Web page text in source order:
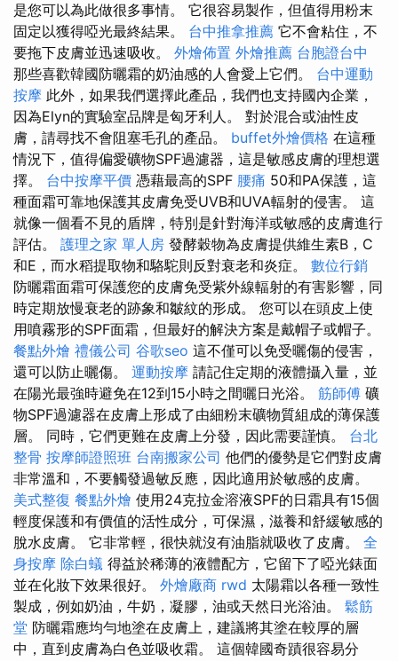
是您可以為此做很多事情。 它很容易製作，但值得用粉末
固定以獲得啞光最終結果。 台中推拿推薦 它不會粘住，不
要拖下皮膚並迅速吸收。 外燴佈置 外燴推薦 台胞證台中
那些喜歡韓國防曬霜的奶油感的人會愛上它們。 台中運動
按摩 此外，如果我們選擇此產品，我們也支持國內企業，
因為Elyn的實驗室品牌是匈牙利人。 對於混合或油性皮
膚，請尋找不會阻塞毛孔的產品。 buffet外燴價格 在這種
情況下，值得偏愛礦物SPF過濾器，這是敏感皮膚的理想選
擇。 台中按摩平價 憑藉最高的SPF 腰痛 50和PA保護，這
種面霜可靠地保護其皮膚免受UVB和UVA輻射的侵害。 這
就像一個看不見的盾牌，特別是針對海洋或敏感的皮膚進行
評估。 護理之家 單人房 發酵穀物為皮膚提供維生素B，C
和E，而水稻提取物和駱駝則反對衰老和炎症。 數位行銷
防曬霜面霜可保護您的皮膚免受紫外線輻射的有害影響，同
時定期放慢衰老的跡象和皺紋的形成。 您可以在頭皮上使
用噴霧形的SPF面霜，但最好的解決方案是戴帽子或帽子。
餐點外燴 禮儀公司 谷歌seo 這不僅可以免受曬傷的侵害，
還可以防止曬傷。 運動按摩 請記住定期的液體攝入量，並
在陽光最強時避免在12到15小時之間曬日光浴。 筋師傅 礦
物SPF過濾器在皮膚上形成了由細粉末礦物質組成的薄保護
層。 同時，它們更難在皮膚上分發，因此需要謹慎。 台北
整骨 按摩師證照班 台南搬家公司 他們的優勢是它們對皮膚
非常溫和，不要觸發過敏反應，因此適用於敏感的皮膚。
美式整復 餐點外燴 使用24克拉金溶液SPF的日霜具有15個
輕度保護和有價值的活性成分，可保濕，滋養和舒緩敏感的
脫水皮膚。 它非常輕，很快就沒有油脂就吸收了皮膚。 全
身按摩 除白蟻 得益於稀薄的液體配方，它留下了啞光錶面
並在化妝下效果很好。 外燴廠商 rwd 太陽霜以各種一致性
製成，例如奶油，牛奶，凝膠，油或天然日光浴油。 鬆筋
堂 防曬霜應均勻地塗在皮膚上，建議將其塗在較厚的層
中，直到皮膚為白色並吸收霜。 這個韓國奇蹟很容易分